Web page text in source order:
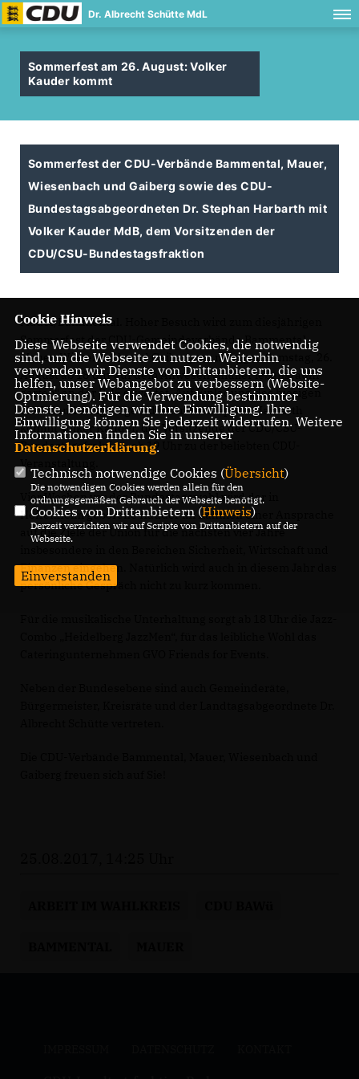
Dr. Albrecht Schütte MdL
Sommerfest am 26. August: Volker
Kauder kommt
Sommerfest der CDU-Verbände Bammental, Mauer,
Wiesenbach und Gaiberg sowie des CDU-
Bundestagsabgeordneten Dr. Stephan Harbarth mit
Volker Kauder MdB, dem Vorsitzenden der
CDU/CSU-Bundestagsfraktion
Mauer/Bammental. Hoher Besuch wird zum diesjährigen
Sommerfest der CDU-Gemeindeverbände Bammental,
Mauer, Wiesenbach und Gaiberg am morggen Samstag, 26.
August ab 18 Uhr auf dem Anwesen „müller lebensraum
garten“ an der B 45 erwartet. Auf Einladung des hiesigen
CDU-Bundestagsabgeordneten Dr. Stephan Harbarth
kommt Volker Kauder, der Vorsitzende der CDU/CSU-
Bundestagsfraktion, ab 19 Uhr zu der beliebten CDU-
Veranstaltung.
Vier Wochen vor der Bundestagswahl wird der in
Hoffenheim geborene Kauder im Rahmen einer Ansprache
auf die Ziele der Union für die nächsten vier Jahre
Finanzen eingehen. Natürlich wird auch in diesem Jahr das
persönliche Gespräch nicht zu kurz kommen.
Cookie Hinweis
Diese Webseite verwendet Cookies, die notwendig
sind, um die Webseite zu nutzen. Weiterhin
verwenden wir Dienste von Drittanbietern, die uns
helfen, unser Webangebot zu verbessern (Website-
Optmierung). Für die Verwendung bestimmter
Dienste, benötigen wir Ihre Einwilligung. Ihre
Einwilligung können Sie jederzeit widerrufen. Weitere
Informationen finden Sie in unserer
Datenschutzerklärung.
Technisch notwendige Cookies (Übersicht)
Die notwendigen Cookies werden allein für den
ordnungsgemäßen Gebrauch der Webseite benötigt.
Cookies von Drittanbietern (Hinweis)
Derzeit verzichten wir auf Scripte von Drittanbietern auf der
Webseite.
Einverstanden